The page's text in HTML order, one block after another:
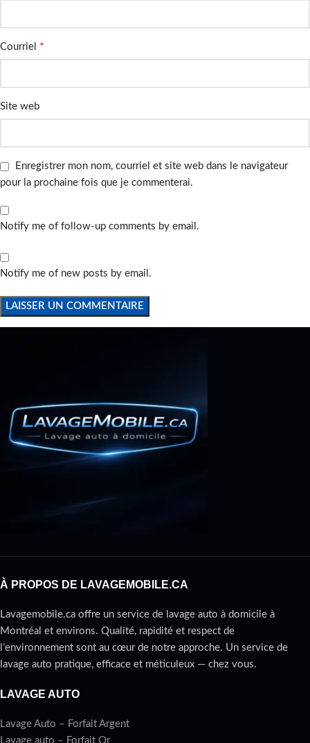
Courriel *
Site web
Enregistrer mon nom, courriel et site web dans le navigateur
pour la prochaine fois que je commenterai.
Notify me of follow-up comments by email.
Notify me of new posts by email.
À PROPOS DE LAVAGEMOBILE.CA
Lavagemobile.ca offre un service de lavage auto à domicile à
Montréal et environs. Qualité, rapidité et respect de
l’environnement sont au cœur de notre approche. Un service de
lavage auto pratique, efficace et méticuleux — chez vous.
LAVAGE AUTO
Lavage Auto – Forfait Argent
Lavage auto – Forfait Or